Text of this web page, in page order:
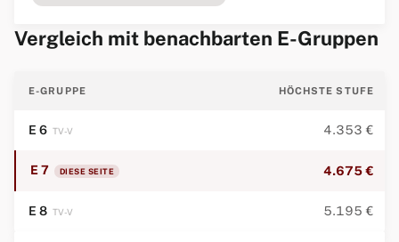
Vergleich mit benachbarten E-Gruppen
E-GRUPPE HÖCHSTE STUFE
E 6 TV-V 4.353 €
E 7 DIESE SEITE 4.675 €
E 8 TV-V 5.195 €